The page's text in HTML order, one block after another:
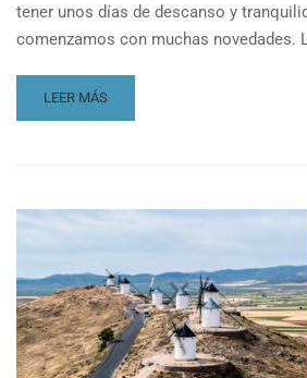
tener unos días de descanso y
comenzamos con muchas novedades.
READ
MORE
LEER MÁS